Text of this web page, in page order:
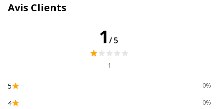
Avis Clients
1 /5
1
5 0%
4 0%